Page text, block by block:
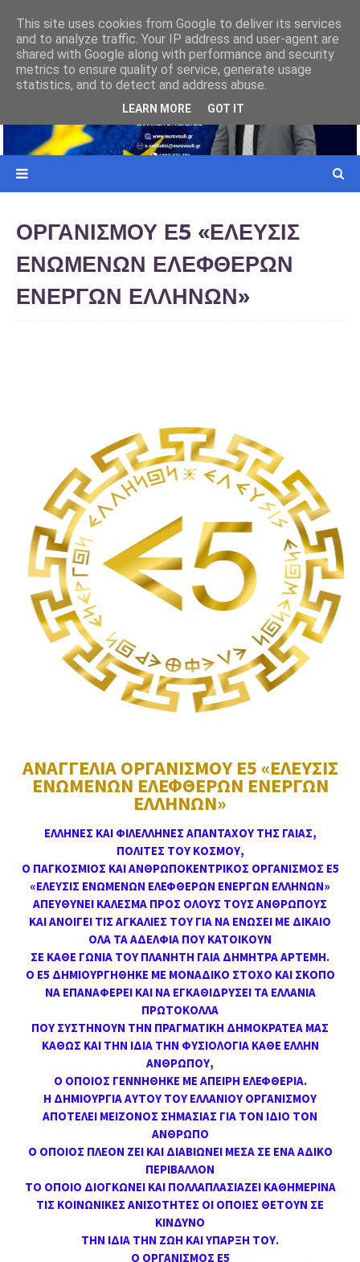
σε
ΕΥΡΩΠΑΙΚΗ ΕΝΩΣΗ
Γιατί ο Ελληνας Πολίτης πρέπει να επιλέξει την Ελλήνων Συνέλευσις
ΟΡΓΑΝΙΣΜΟΥ Ε5 «ΕΛΕΥΣΙΣ
ΕΝΩΜΕΝΩΝ ΕΛΕΦΘΕΡΩΝ
ΕΝΕΡΓΩΝ ΕΛΛΗΝΩΝ»
ΑΝΑΓΓΕΛΙΑ ΟΡΓΑΝΙΣΜΟΥ Ε5 «ΕΛΕΥΣΙΣ
ΕΝΩΜΕΝΩΝ ΕΛΕΦΘΕΡΩΝ ΕΝΕΡΓΩΝ
ΕΛΛΗΝΩΝ»
ΕΛΛΗΝΕΣ ΚΑΙ ΦΙΛΕΛΛΗΝΕΣ ΑΠΑΝΤΑΧΟΥ ΤΗΣ ΓΑΙΑΣ,
ΠΟΛΙΤΕΣ ΤΟΥ ΚΟΣΜΟΥ,
Ο ΠΑΓΚΟΣΜΙΟΣ ΚΑΙ ΑΝΘΡΩΠΟΚΕΝΤΡΙΚΟΣ ΟΡΓΑΝΙΣΜΟΣ Ε5
«ΕΛΕΥΣΙΣ ΕΝΩΜΕΝΩΝ ΕΛΕΦΘΕΡΩΝ ΕΝΕΡΓΩΝ ΕΛΛΗΝΩΝ»
ΑΠΕΥΘΥΝΕΙ ΚΑΛΕΣΜΑ ΠΡΟΣ ΟΛΟΥΣ ΤΟΥΣ ΑΝΘΡΩΠΟΥΣ
ΚΑΙ ΑΝΟΙΓΕΙ ΤΙΣ ΑΓΚΑΛΙΕΣ ΤΟΥ ΓΙΑ ΝΑ ΕΝΩΣΕΙ ΜΕ ΔΙΚΑΙΟ
ΟΛΑ ΤΑ ΑΔΕΛΦΙΑ ΠΟΥ ΚΑΤΟΙΚΟΥΝ
ΣΕ ΚΑΘΕ ΓΩΝΙΑ ΤΟΥ ΠΛΑΝΗΤΗ ΓΑΙΑ ΔΗΜΗΤΡΑ ΑΡΤΕΜΗ.
Ο Ε5 ΔΗΜΙΟΥΡΓΗΘΗΚΕ ΜΕ ΜΟΝΑΔΙΚΟ ΣΤΟΧΟ ΚΑΙ ΣΚΟΠΟ
ΝΑ ΕΠΑΝΑΦΕΡΕΙ ΚΑΙ ΝΑ ΕΓΚΑΘΙΔΡΥΣΕΙ ΤΑ ΕΛΛΑΝΙΑ
ΠΡΩΤΟΚΟΛΛΑ
ΠΟΥ ΣΥΣΤΗΝΟΥΝ ΤΗΝ ΠΡΑΓΜΑΤΙΚΗ ΔΗΜΟΚΡΑΤΕΑ ΜΑΣ
ΚΑΘΩΣ ΚΑΙ ΤΗΝ ΙΔΙΑ ΤΗΝ ΦΥΣΙΟΛΟΓΙΑ ΚΑΘΕ ΕΛΛΗΝ
ΑΝΘΡΩΠΟΥ,
Ο ΟΠΟΙΟΣ ΓΕΝΝΗΘΗΚΕ ΜΕ ΑΠΕΙΡΗ ΕΛΕΦΘΕΡΙΑ.
Η ΔΗΜΙΟΥΡΓΙΑ ΑΥΤΟΥ ΤΟΥ ΕΛΛΑΝΙΟΥ ΟΡΓΑΝΙΣΜΟΥ
ΑΠΟΤΕΛΕΙ ΜΕΙΖΟΝΟΣ ΣΗΜΑΣΙΑΣ ΓΙΑ ΤΟΝ ΙΔΙΟ ΤΟΝ
ΑΝΘΡΩΠΟ
Ο ΟΠΟΙΟΣ ΠΛΕΟΝ ΖΕΙ ΚΑΙ ΔΙΑΒΙΩΝΕΙ ΜΕΣΑ ΣΕ ΕΝΑ ΑΔΙΚΟ
ΠΕΡΙΒΑΛΛΟΝ
ΤΟ ΟΠΟΙΟ ΔΙΟΓΚΩΝΕΙ ΚΑΙ ΠΟΛΛΑΠΛΑΣΙΑΖΕΙ ΚΑΘΗΜΕΡΙΝΑ
ΤΙΣ ΚΟΙΝΩΝΙΚΕΣ ΑΝΙΣΟΤΗΤΕΣ ΟΙ ΟΠΟΙΕΣ ΘΕΤΟΥΝ ΣΕ
ΚΙΝΔΥΝΟ
ΤΗΝ ΙΔΙΑ ΤΗΝ ΖΩΗ ΚΑΙ ΥΠΑΡΞΗ ΤΟΥ.
Ο ΟΡΓΑΝΙΣΜΟΣ Ε5
This site uses cookies from Google to deliver its services
and to analyze traffic. Your IP address and user-agent are
shared with Google along with performance and security
metrics to ensure quality of service, generate usage
statistics, and to detect and address abuse.
LEARN MORE GOT IT